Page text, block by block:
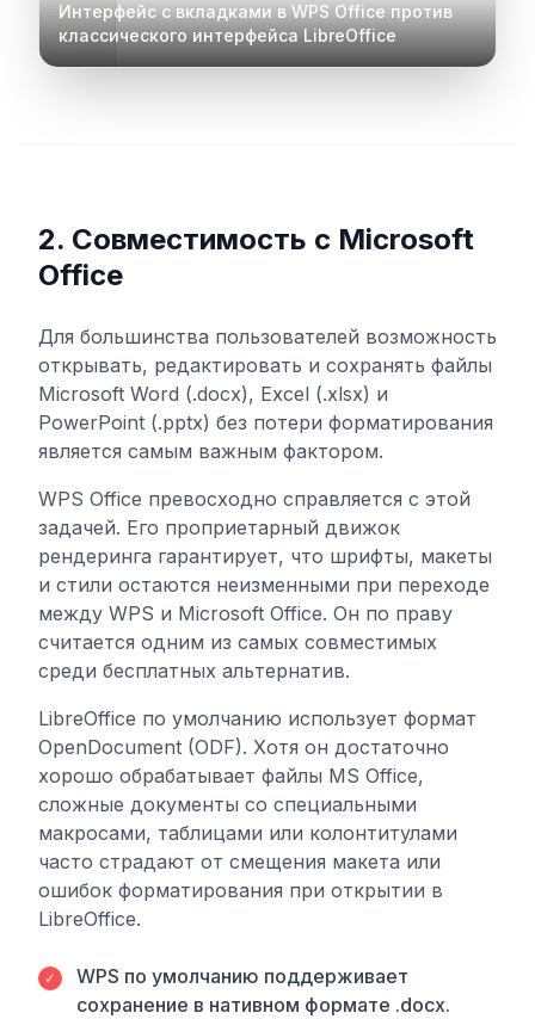
Интерфейс с вкладками в WPS Office против
классического интерфейса LibreOffice
2. Совместимость с Microsoft
Office
Для большинства пользователей возможность
открывать, редактировать и сохранять файлы
Microsoft Word (.docx), Excel (.xlsx) и
PowerPoint (.pptx) без потери форматирования
является самым важным фактором.
WPS Office превосходно справляется с этой
задачей. Его проприетарный движок
рендеринга гарантирует, что шрифты, макеты
и стили остаются неизменными при переходе
между WPS и Microsoft Office. Он по праву
считается одним из самых совместимых
среди бесплатных альтернатив.
LibreOffice по умолчанию использует формат
OpenDocument (ODF). Хотя он достаточно
хорошо обрабатывает файлы MS Office,
сложные документы со специальными
макросами, таблицами или колонтитулами
часто страдают от смещения макета или
ошибок форматирования при открытии в
LibreOffice.
✓
WPS по умолчанию поддерживает
сохранение в нативном формате .docx.